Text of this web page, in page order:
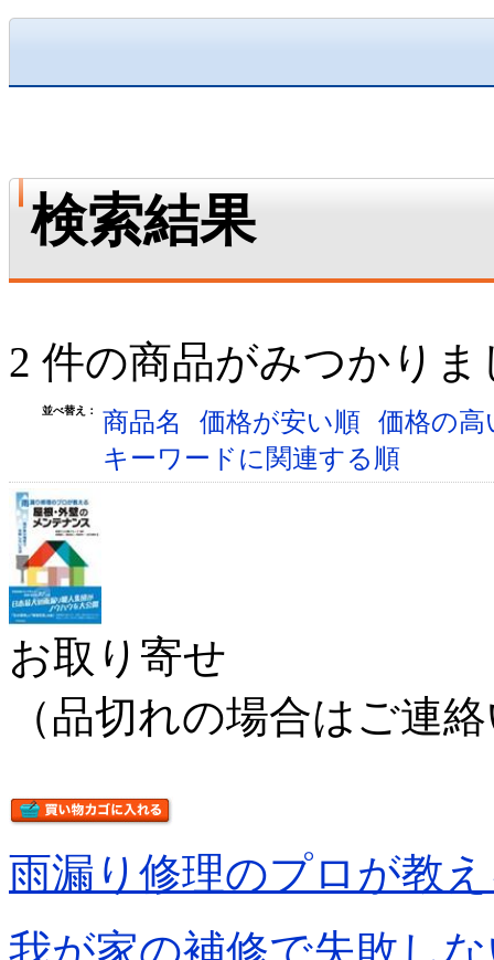
検索結果
2 件の商品がみつかりま
並べ替え： 商品名 価格が安い順 価格の
キーワードに関連する順
お取り寄せ
（品切れの場合はご連
雨漏り修理のプロが教
我が家の補修で失敗し